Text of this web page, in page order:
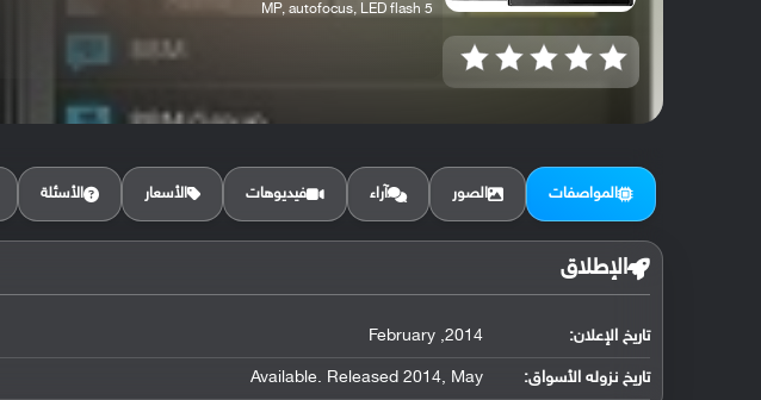
5 MP, autofocus, LED flash
المواصفات الصور آراء فيديوهات الأسعار الأسئلة
الإطلاق
تاريخ الإعلان: 2014, February
تاريخ نزوله الأسواق: Available. Released 2014, May